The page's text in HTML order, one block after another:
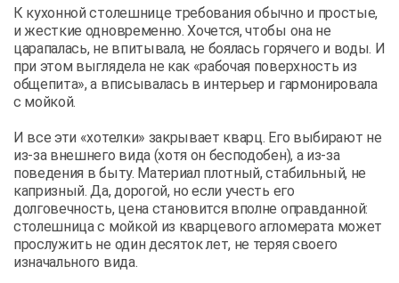
К кухонной столешнице требования обычно и простые,
и жесткие одновременно. Хочется, чтобы она не
царапалась, не впитывала, не боялась горячего и воды. И
при этом выглядела не как «рабочая поверхность из
общепита», а вписывалась в интерьер и гармонировала
с мойкой.
И все эти «хотелки» закрывает кварц. Его выбирают не
из-за внешнего вида (хотя он бесподобен), а из-за
поведения в быту. Материал плотный, стабильный, не
капризный. Да, дорогой, но если учесть его
долговечность, цена становится вполне оправданной:
столешница с мойкой из кварцевого агломерата может
прослужить не один десяток лет, не теряя своего
изначального вида.